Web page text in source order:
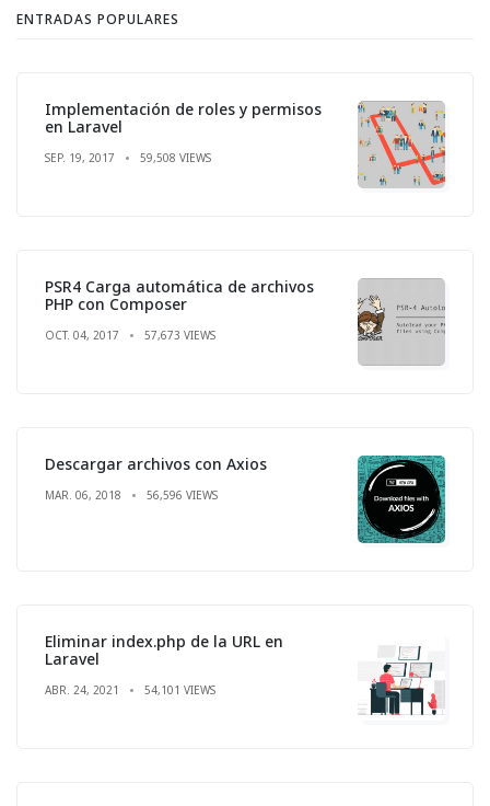
ENTRADAS POPULARES
Implementación de roles y permisos
en Laravel
SEP. 19, 2017 59,508 VIEWS
PSR4 Carga automática de archivos
PHP con Composer
OCT. 04, 2017 57,673 VIEWS
Descargar archivos con Axios
MAR. 06, 2018 56,596 VIEWS
Eliminar index.php de la URL en
Laravel
ABR. 24, 2021 54,101 VIEWS